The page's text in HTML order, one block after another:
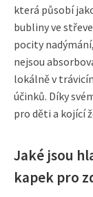
která působí
bubliny ve
pocity
nejsou
lokálně v
účinků. Díky
pro děti a kojící
Jaké jsou
kapek pro